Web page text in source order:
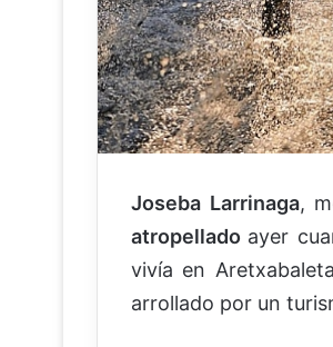
Joseba Larrinaga,
atropellado ayer
vivía en
arrollado por un